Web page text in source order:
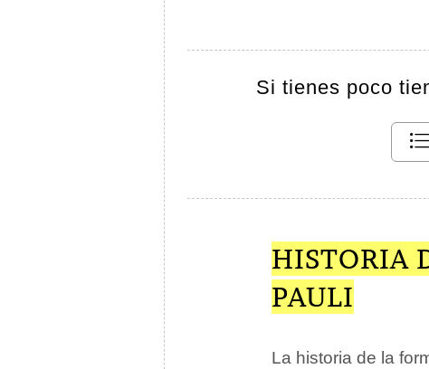
Si tienes poco
HISTORIA
PAULI
La historia de la